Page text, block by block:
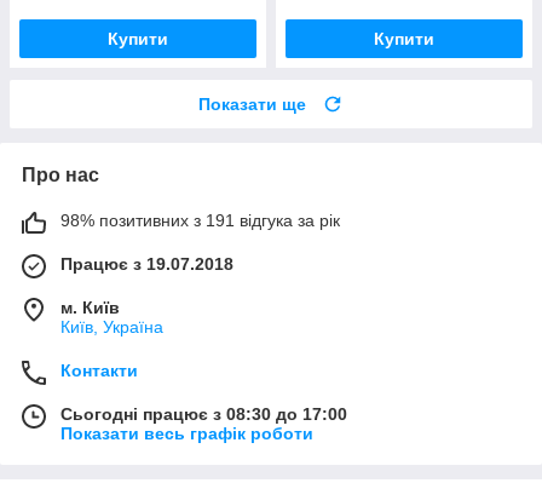
Купити Купити
Показати ще
Про нас
98% позитивних з 191 відгука за рік
Працює з 19.07.2018
м. Київ
Київ, Україна
Контакти
Сьогодні працює з 08:30 до 17:00
Показати весь графік роботи